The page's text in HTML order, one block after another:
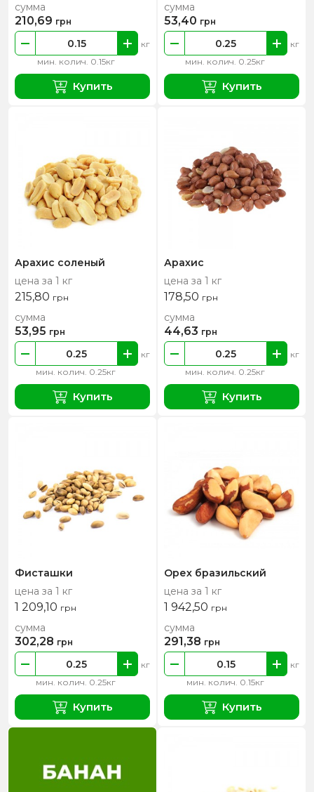
мин. колич. 0.15кг
кг
сумма
210,69 грн
Купить
мин. колич. 0.25кг
кг
сумма
53,40 грн
Купить
Арахис соленый
цена за 1 кг
215,80 грн
мин. колич. 0.25кг
кг
сумма
53,95 грн
Купить
Арахис
цена за 1 кг
178,50 грн
мин. колич. 0.25кг
кг
сумма
44,63 грн
Купить
Фисташки
цена за 1 кг
1 209,10 грн
мин. колич. 0.25кг
кг
сумма
302,28 грн
Купить
Орех бразильский
цена за 1 кг
1 942,50 грн
мин. колич. 0.15кг
кг
сумма
291,38 грн
Купить